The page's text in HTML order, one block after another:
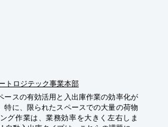
ロジテック事業本部
ースの有効活用と入出庫作業の効率化が
特に、限られたスペースでの大量の荷物
グ作業は、業務効率を大きく左右しま